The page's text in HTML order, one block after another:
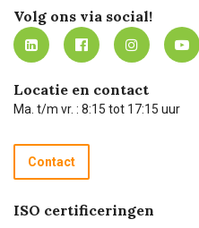
Werken bij Carel Lurvink
MVO
Mijn Carel Lurvink
Mijn Carel Lurvink instructievideo's
Carel Lurvink App
Hulp op afstand
Technische dienst
Recycle programma
Betalen
Innovation LAB
Tevreden klanten
Carel Lurvink Blog
Carel de podcast
Volg ons via social!
Locatie en contact
Ma. t/m vr. : 8:15 tot 17:15 uur
Contact
ISO certificeringen